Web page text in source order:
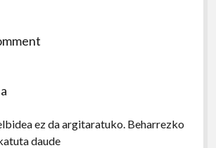
ez da argitaratuko. Beharrezko
daude